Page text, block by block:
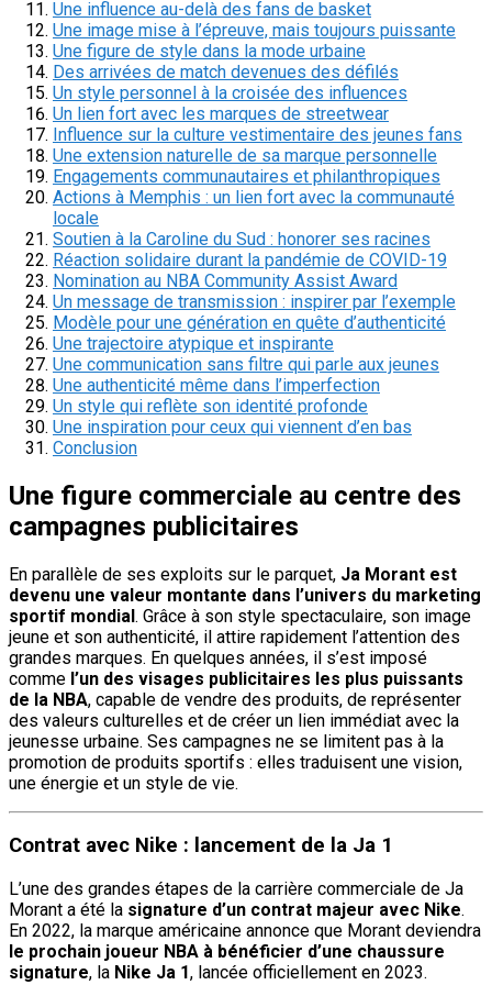
Une influence au-delà des fans de basket
Une image mise à l’épreuve, mais toujours puissante
Une figure de style dans la mode urbaine
Des arrivées de match devenues des défilés
Un style personnel à la croisée des influences
Un lien fort avec les marques de streetwear
Influence sur la culture vestimentaire des jeunes fans
Une extension naturelle de sa marque personnelle
Engagements communautaires et philanthropiques
Actions à Memphis : un lien fort avec la communauté
locale
Soutien à la Caroline du Sud : honorer ses racines
Réaction solidaire durant la pandémie de COVID-19
Nomination au NBA Community Assist Award
Un message de transmission : inspirer par l’exemple
Modèle pour une génération en quête d’authenticité
Une trajectoire atypique et inspirante
Une communication sans filtre qui parle aux jeunes
Une authenticité même dans l’imperfection
Un style qui reflète son identité profonde
Une inspiration pour ceux qui viennent d’en bas
Conclusion
Une figure commerciale au centre des
campagnes publicitaires
En parallèle de ses exploits sur le parquet, Ja Morant est
devenu une valeur montante dans l’univers du marketing
sportif mondial. Grâce à son style spectaculaire, son image
jeune et son authenticité, il attire rapidement l’attention des
grandes marques. En quelques années, il s’est imposé
comme l’un des visages publicitaires les plus puissants
de la NBA, capable de vendre des produits, de représenter
des valeurs culturelles et de créer un lien immédiat avec la
jeunesse urbaine. Ses campagnes ne se limitent pas à la
promotion de produits sportifs : elles traduisent une vision,
une énergie et un style de vie.
Contrat avec Nike : lancement de la Ja 1
L’une des grandes étapes de la carrière commerciale de Ja
Morant a été la signature d’un contrat majeur avec Nike.
En 2022, la marque américaine annonce que Morant deviendra
le prochain joueur NBA à bénéficier d’une chaussure
signature, la Nike Ja 1, lancée officiellement en 2023.